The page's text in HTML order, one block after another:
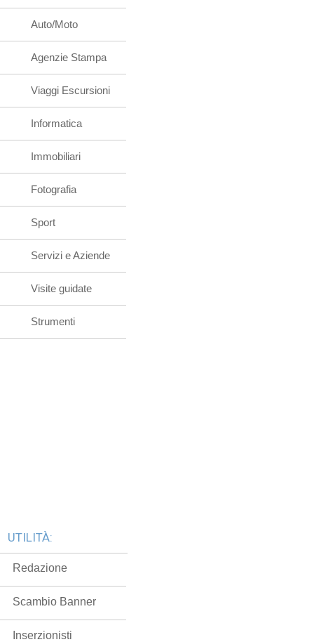
Auto/Moto
Agenzie Stampa
Viaggi Escursioni
Informatica
Immobiliari
Fotografia
Sport
Servizi e Aziende
Visite guidate
Strumenti
UTILITÀ:
Redazione
Scambio Banner
Inserzionisti